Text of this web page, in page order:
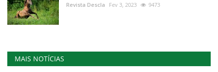
Revista Descla Fev 3, 2023 9473
MAIS NOTÍCIAS